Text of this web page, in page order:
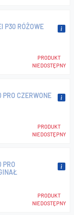
P30 RÓŻOWE
PRODUKT
NIEDOSTĘPNY
CZERWONE
PRODUKT
NIEDOSTĘPNY
PRO
PRODUKT
NIEDOSTĘPNY